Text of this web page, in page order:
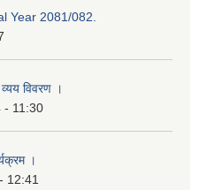
Year 2081/082.
विवरण ।
- 11:30
।
12:41